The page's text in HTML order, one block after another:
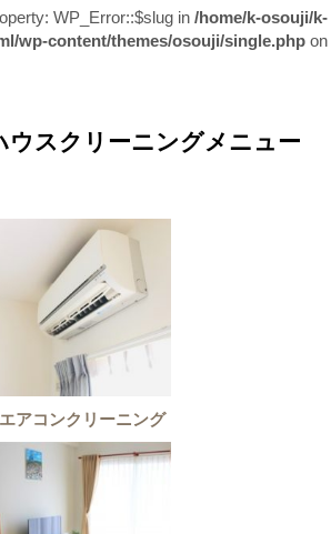
WP_Error::$slug in /home/k-osouji/k-
wp-content/themes/osouji/single.php on
ウスクリーニングメニュー
エアコンクリーニング